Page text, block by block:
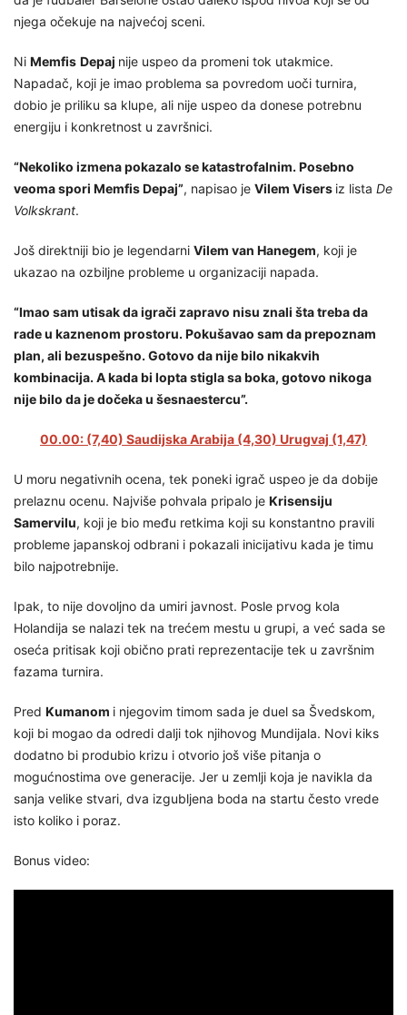
njega očekuje na najvećoj sceni.
Ni Memfis Depaj nije uspeo da promeni tok utakmice.
Napadač, koji je imao problema sa povredom uoči turnira,
dobio je priliku sa klupe, ali nije uspeo da donese potrebnu
energiju i konkretnost u završnici.
“Nekoliko izmena pokazalo se katastrofalnim. Posebno
veoma spori Memfis Depaj”, napisao je Vilem Visers iz lista De
Volkskrant.
Još direktniji bio je legendarni Vilem van Hanegem, koji je
ukazao na ozbiljne probleme u organizaciji napada.
“Imao sam utisak da igrači zapravo nisu znali šta treba da
rade u kaznenom prostoru. Pokušavao sam da prepoznam
plan, ali bezuspešno. Gotovo da nije bilo nikakvih
kombinacija. A kada bi lopta stigla sa boka, gotovo nikoga
nije bilo da je dočeka u šesnaestercu”.
00.00: (7,40) Saudijska Arabija (4,30) Urugvaj (1,47)
U moru negativnih ocena, tek poneki igrač uspeo je da dobije
prelaznu ocenu. Najviše pohvala pripalo je Krisensiju
Samervilu, koji je bio među retkima koji su konstantno pravili
probleme japanskoj odbrani i pokazali inicijativu kada je timu
bilo najpotrebnije.
Ipak, to nije dovoljno da umiri javnost. Posle prvog kola
Holandija se nalazi tek na trećem mestu u grupi, a već sada se
oseća pritisak koji obično prati reprezentacije tek u završnim
fazama turnira.
Pred Kumanom i njegovim timom sada je duel sa Švedskom,
koji bi mogao da odredi dalji tok njihovog Mundijala. Novi kiks
dodatno bi produbio krizu i otvorio još više pitanja o
mogućnostima ove generacije. Jer u zemlji koja je navikla da
sanja velike stvari, dva izgubljena boda na startu često vrede
isto koliko i poraz.
Bonus video: